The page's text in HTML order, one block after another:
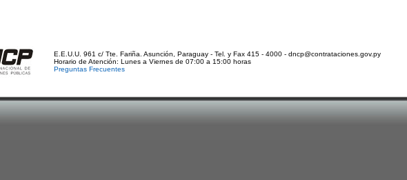
E.E.U.U. 961 c/ Tte. Fariña. Asunción, Paraguay - Tel. y Fax 415 - 4000 - dncp@contrataciones.gov.py
Horario de Atención: Lunes a Viernes de 07:00 a 15:00 horas
Preguntas Frecuentes